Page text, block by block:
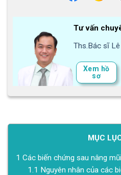
Tư vấn
Ths.Bác sĩ
Xem hồ
sơ
MỤC
1 Các biến chứng sau nâng
1.1 Nguyên nhân của các